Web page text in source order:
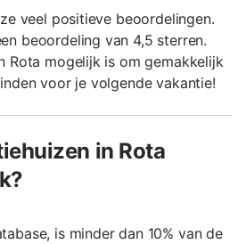
veel positieve beoordelingen.
beoordeling van 4,5 sterren.
Rota mogelijk is om gemakkelijk
voor je volgende vakantie!
in Rota
is minder dan 10% van de